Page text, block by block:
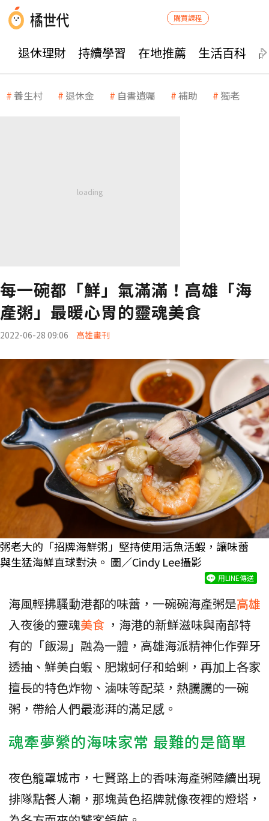
購買課程
退休理財 持續學習 在地推薦 生活百科
養生村 退休金 自書遺囑 補助 獨老
每一碗都「鮮」氣滿滿！高雄「海
產粥」最暖心胃的靈魂美食
2022-06-28 09:06 高雄畫刊
粥老大的「招牌海鮮粥」堅持使用活魚活蝦，讓味蕾
與生猛海鮮直球對決。 圖／Cindy Lee攝影
用LINE傳送
海風輕拂騷動港都的味蕾，一碗碗海產粥是高雄
入夜後的靈魂美食 ，海港的新鮮滋味與南部特
有的「飯湯」融為一體，高雄海派精神化作彈牙
透抽、鮮美白蝦、肥嫩蚵仔和蛤蜊，再加上各家
擅長的特色炸物、滷味等配菜，熱騰騰的一碗
粥，帶給人們最澎湃的滿足感。
魂牽夢縈的海味家常 最難的是簡單
夜色籠罩城市，七賢路上的香味海產粥陸續出現
排隊點餐人潮，那塊黃色招牌就像夜裡的燈塔，